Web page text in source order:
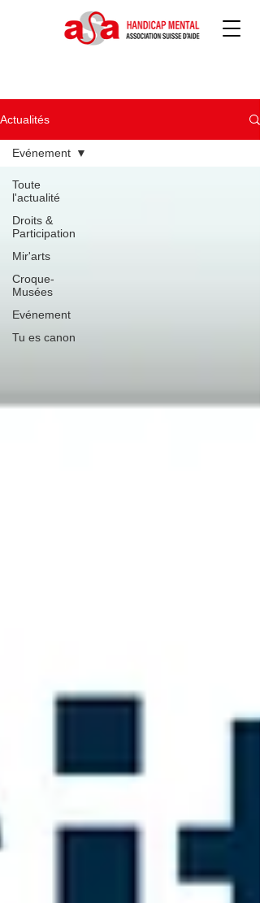
Actualités
Toute
l'actualité
Droits &
Participation
Mir'arts
Croque-
Musées
Evénement
Tu es canon
Evénement